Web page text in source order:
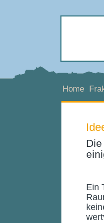
Home
Ein